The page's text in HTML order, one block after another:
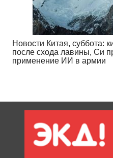
Новости Китая, суббота:
после схода лавины, Си
применение ИИ в армии